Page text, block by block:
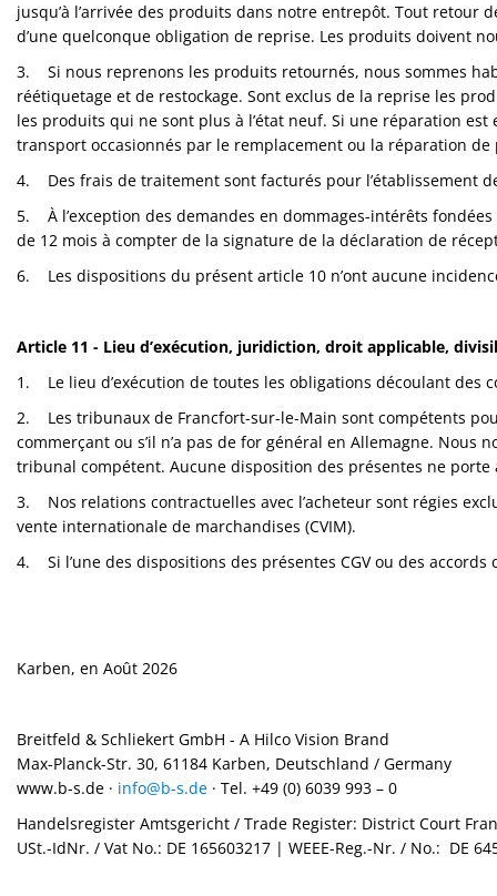
jusqu’à l’arrivée des produits dans notre entrepôt. Tout retour
d’une quelconque obligation de reprise. Les produits doivent
3. Si nous reprenons les produits retournés, nous sommes
réétiquetage et de restockage. Sont exclus de la reprise les
les produits qui ne sont plus à l’état neuf. Si une réparation
transport occasionnés par le remplacement ou la réparation de
4. Des frais de traitement sont facturés pour l’établissement
5. À l’exception des demandes en dommages-intérêts
de 12 mois à compter de la signature de la déclaration de
6. Les dispositions du présent article 10 n’ont aucune
Article 11 - Lieu d’exécution, juridiction, droit applicable,
1. Le lieu d’exécution de toutes les obligations découlant des
2. Les tribunaux de Francfort-sur-le-Main sont compétents
commerçant ou s’il n’a pas de for général en Allemagne.
tribunal compétent. Aucune disposition des présentes ne
3. Nos relations contractuelles avec l’acheteur sont régies
vente internationale de marchandises (CVIM).
4. Si l’une des dispositions des présentes CGV ou des
Karben, en Août 2026
Breitfeld & Schliekert GmbH - A Hilco Vision Brand
Max-Planck-Str. 30, 61184 Karben, Deutschland / Germany
www.b-s.de · info@b-s.de · Tel. +49 (0) 6039 993 – 0
Handelsregister Amtsgericht / Trade Register: District Court
USt.-IdNr. / Vat No.: DE 165603217 | WEEE-Reg.-Nr. / No.: DE